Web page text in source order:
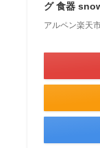
グ 食器
アルペン楽天